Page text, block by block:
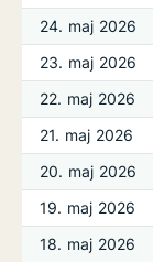
24. maj 2026
23. maj 2026
22. maj 2026
21. maj 2026
20. maj 2026
19. maj 2026
18. maj 2026